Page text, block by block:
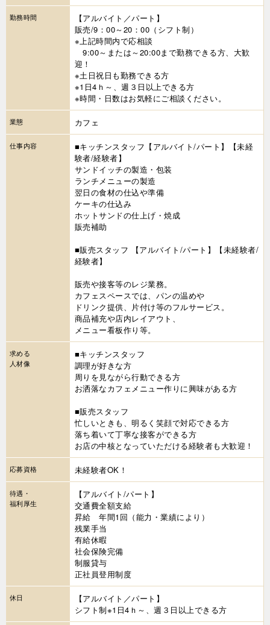
勤務時間
【アルバイト／パート】
販売/9：00～20：00（シフト制）
※上記時間内で応相談
9:00～または～20:00まで勤務できる方、大歓
迎！
※土日祝日も勤務できる方
※1日4ｈ～、週３日以上できる方
※時間・日数はお気軽にご相談ください。
業態 カフェ
仕事内容
■キッチンスタッフ【アルバイト/パート】【未経
験者/経験者】
サンドイッチの製造・包装
ランチメニューの製造
翌日の食材の仕込や準備
ケーキの仕込み
ホットサンドの仕上げ・焼成
販売補助
■販売スタッフ 【アルバイト/パート】【未経験者/
経験者】
販売や接客等のレジ業務。
カフェスペースでは、パンの温めや
ドリンク提供、片付け等のフルサービス。
商品補充や店内レイアウト、
メニュー看板作り等。
求める
人材像
■キッチンスタッフ
調理が好きな方
周りを見ながら行動できる方
お洒落なカフェメニュー作りに興味がある方
■販売スタッフ
忙しいときも、明るく笑顔で対応できる方
落ち着いて丁寧な接客ができる方
お店の中核となっていただける経験者も大歓迎！
応募資格 未経験者OK！
待遇・
福利厚生
【アルバイト/パート】
交通費全額支給
昇給 年間1回（能力・業績により）
残業手当
有給休暇
社会保険完備
制服貸与
正社員登用制度
休日
【アルバイト／パート】
シフト制※1日4ｈ～、週３日以上できる方